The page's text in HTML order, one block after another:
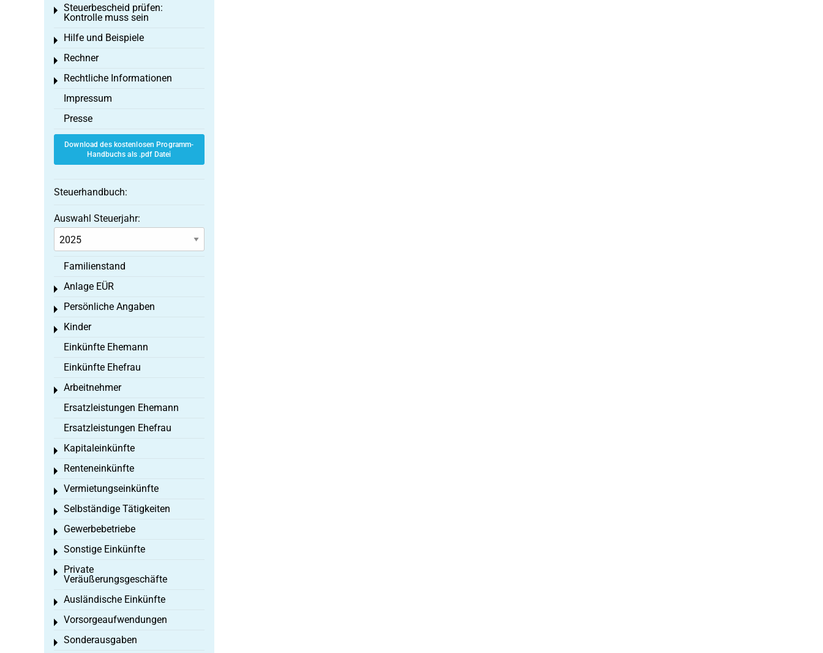
Steuerbescheid prüfen:
Kontrolle muss sein
Toggle menu
Hilfe und Beispiele
Toggle menu
Rechner
Toggle menu
Rechtliche Informationen
Toggle menu
Impressum
Presse
Download des kostenlosen Programm-
Handbuchs als .pdf Datei
Steuerhandbuch:
Auswahl Steuerjahr:
Familienstand
Anlage EÜR
Toggle menu
Persönliche Angaben
Toggle menu
Kinder
Toggle menu
Einkünfte Ehemann
Einkünfte Ehefrau
Arbeitnehmer
Toggle menu
Ersatzleistungen Ehemann
Ersatzleistungen Ehefrau
Kapitaleinkünfte
Toggle menu
Renteneinkünfte
Toggle menu
Vermietungseinkünfte
Toggle menu
Selbständige Tätigkeiten
Toggle menu
Gewerbebetriebe
Toggle menu
Sonstige Einkünfte
Toggle menu
Private
Veräußerungsgeschäfte
Toggle menu
Ausländische Einkünfte
Toggle menu
Vorsorgeaufwendungen
Toggle menu
Sonderausgaben
Toggle menu